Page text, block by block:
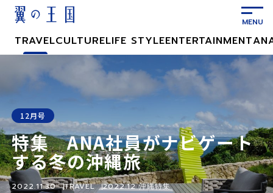
ン
に
ス
キ
ッ
プ
TRAVELCULTURELIFE STYLEENTERTAINMENT
特集 ANA社員がナビゲート
する冬の沖縄旅
12月号
2022.11.30 TRAVEL 2022.12 沖縄特集